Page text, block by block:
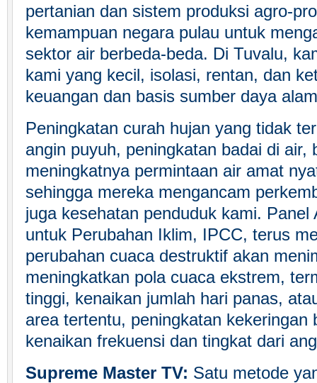
pertanian dan sistem produksi agro-
kemampuan negara pulau untuk
sektor air berbeda-beda. Di Tuvalu,
kami yang kecil, isolasi, rentan, dan
keuangan dan basis sumber daya
Peningkatan curah hujan yang tidak
angin puyuh, peningkatan badai di air,
meningkatnya permintaan air amat
sehingga mereka mengancam
juga kesehatan penduduk kami. Panel
untuk Perubahan Iklim, IPCC, terus
perubahan cuaca destruktif akan
meningkatkan pola cuaca ekstrem,
tinggi, kenaikan jumlah hari panas,
area tertentu, peningkatan kekeringan
kenaikan frekuensi dan tingkat dari
Supreme Master TV: Satu metode